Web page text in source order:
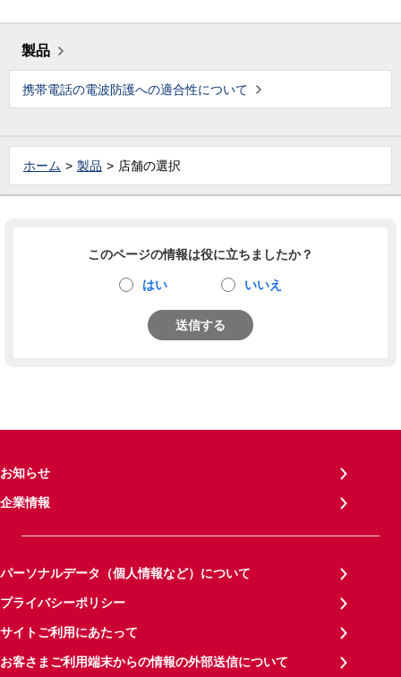
製品
携帯電話の電波防護への適合性について
ホーム 製品 店舗の選択
このページの情報は役に立ちましたか？
はい いいえ
送信する
お知らせ
企業情報
パーソナルデータ（個人情報など）について
プライバシーポリシー
サイトご利用にあたって
お客さまご利用端末からの情報の外部送信について